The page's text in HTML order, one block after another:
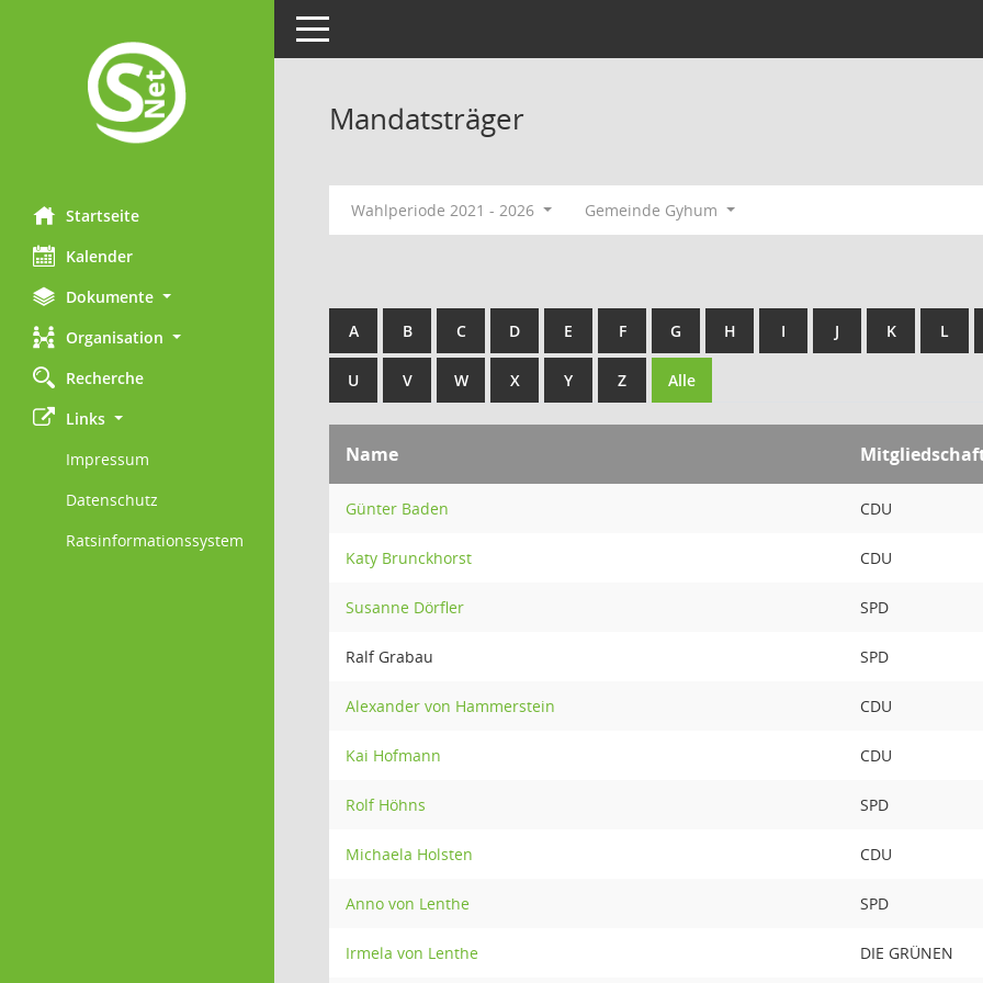
Startseite
Kalender
Dokumente
Organisation
Recherche
Links
Impressum
Datenschutz
Ratsinformationssystem
Toggle navigation
Mandatsträger
Wahlperiode 2021 - 2026 Gemeinde Gyhum
A B C D E F G H I J K L
U V W X Y Z Alle
Name
Günter Baden CDU
Katy Brunckhorst CDU
Susanne Dörfler SPD
Ralf Grabau SPD
Alexander von Hammerstein CDU
Kai Hofmann CDU
Rolf Höhns SPD
Michaela Holsten CDU
Anno von Lenthe SPD
Irmela von Lenthe DIE GRÜNEN